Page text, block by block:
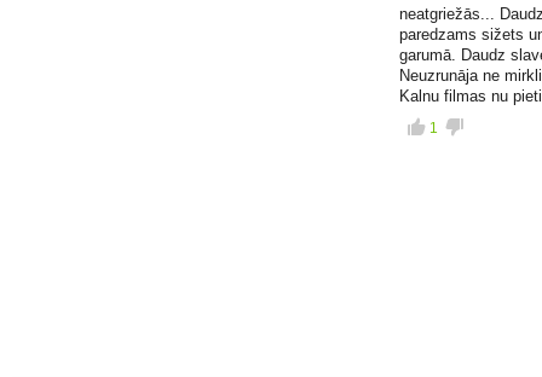
neatgriežās...
paredzams sižets
garumā. Daudz
Neuzrunāja ne
Kalnu filmas nu
1